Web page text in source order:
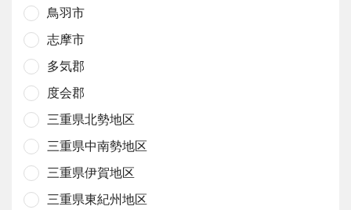
鳥羽市
志摩市
多気郡
度会郡
三重県北勢地区
三重県中南勢地区
三重県伊賀地区
三重県東紀州地区